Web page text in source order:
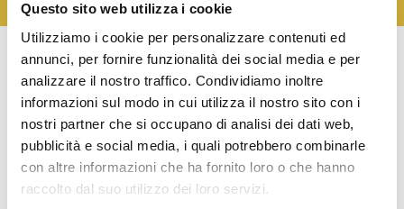
Questo sito web utilizza i cookie
Utilizziamo i cookie per personalizzare contenuti ed
annunci, per fornire funzionalità dei social media e per
analizzare il nostro traffico. Condividiamo inoltre
informazioni sul modo in cui utilizza il nostro sito con i
nostri partner che si occupano di analisi dei dati web,
pubblicità e social media, i quali potrebbero combinarle
con altre informazioni che ha fornito loro o che hanno
raccolto dal suo utilizzo dei loro servizi.
DICONO DI NOI
Con la mia Azienda di Organizzazione eventi, mando
Ho scelto il servizio di Prima Posta Sailpost perché,